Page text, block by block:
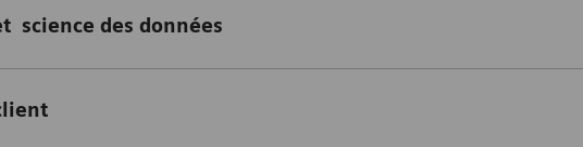
science des données